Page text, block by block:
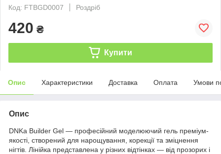
Код: FTBGD0007
Роздріб
420 ₴
Купити
Опис Характеристики Доставка Оплата Умови
Опис
DNKa Builder Gel — професійний моделюючий гель преміум-
якості, створений для нарощування, корекції та зміцнення
нігтів. Лінійка представлена у різних відтінках — від прозорих і